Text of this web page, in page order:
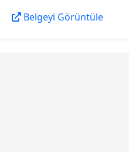
Belgeyi Görüntüle